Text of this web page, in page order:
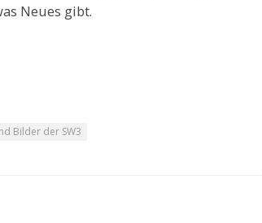
Neues gibt.
Bilder der SW3